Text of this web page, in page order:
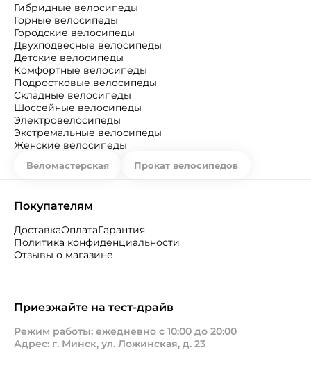
Гибридные велосипеды
Горные велосипеды
Городские велосипеды
Двухподвесные велосипеды
Детские велосипеды
Комфортные велосипеды
Подростковые велосипеды
Складные велосипеды
Шоссейные велосипеды
Электровелосипеды
Экстремальные велосипеды
Женские велосипеды
Веломастерская Прокат велосипедов
Покупателям
ДоставкаОплатаГарантия
Политика конфиденциальности
Отзывы о магазине
Приезжайте на тест-драйв
Режим работы: ежедневно с 10:00 до 20:00
Адрес: г. Минск, ул. Ложинская, д. 23